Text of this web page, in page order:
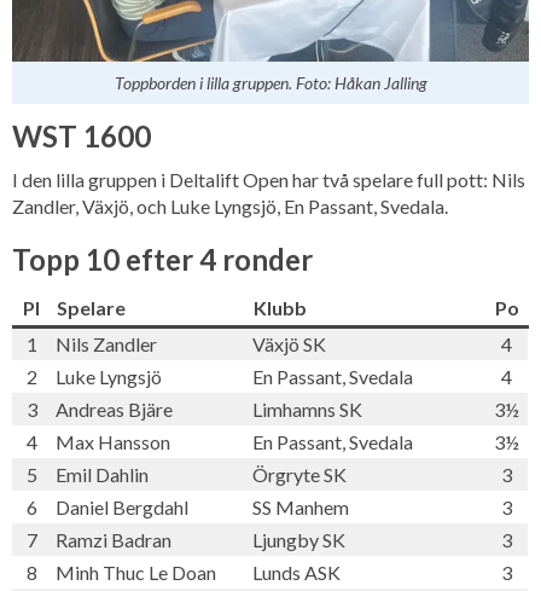
Toppborden i lilla gruppen. Foto: Håkan Jalling
WST 1600
I den lilla gruppen i Deltalift Open har två spelare full pott: Nils
Zandler, Växjö, och Luke Lyngsjö, En Passant, Svedala.
Topp 10 efter 4 ronder
Pl Spelare Klubb
Po
1
Nils Zandler Växjö SK
4
2
Luke Lyngsjö En Passant, Svedala
4
3
Andreas Bjäre Limhamns SK
3½
4
Max Hansson En Passant, Svedala
3½
5
Emil Dahlin Örgryte SK
3
6
Daniel Bergdahl SS Manhem
3
7
Ramzi Badran Ljungby SK
3
8
Minh Thuc Le Doan Lunds ASK
3